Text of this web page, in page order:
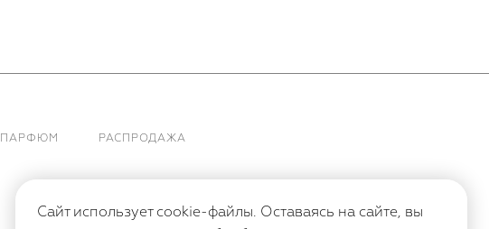
ПАРФЮМ РАСПРОДАЖА
Сайт использует cookie-файлы. Оставаясь на сайте, вы